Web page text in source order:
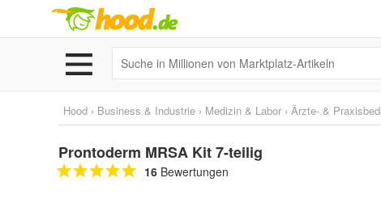
Hood › Business & Industrie › Medizin & Labor › Ärzte- &
Prontoderm MRSA Kit 7-teilig
16 Bewertungen